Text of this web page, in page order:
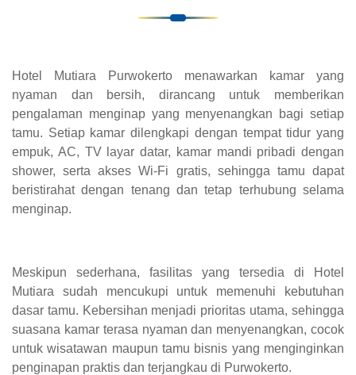
Hotel Mutiara Purwokerto menawarkan kamar yang
nyaman dan bersih, dirancang untuk memberikan
pengalaman menginap yang menyenangkan bagi setiap
tamu. Setiap kamar dilengkapi dengan tempat tidur yang
empuk, AC, TV layar datar, kamar mandi pribadi dengan
shower, serta akses Wi-Fi gratis, sehingga tamu dapat
beristirahat dengan tenang dan tetap terhubung selama
menginap.
Meskipun sederhana, fasilitas yang tersedia di Hotel
Mutiara sudah mencukupi untuk memenuhi kebutuhan
dasar tamu. Kebersihan menjadi prioritas utama, sehingga
suasana kamar terasa nyaman dan menyenangkan, cocok
untuk wisatawan maupun tamu bisnis yang menginginkan
penginapan praktis dan terjangkau di Purwokerto.